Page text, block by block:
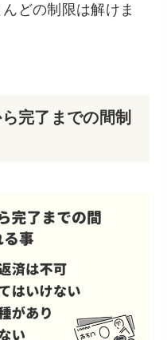
どの制限は解けま
完了までの間制